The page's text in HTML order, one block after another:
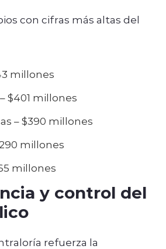
con cifras más altas del
millones
$401 millones
– $390 millones
millones
millones
y control del
refuerza la